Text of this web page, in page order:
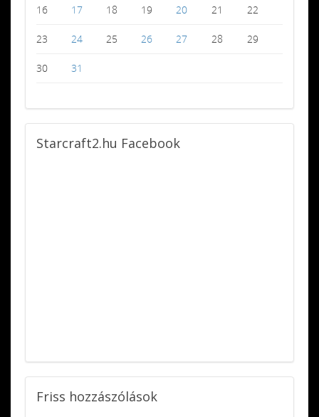
16 17 18 19 20 21 22
23 24 25 26 27 28 29
30 31
Starcraft2.hu Facebook
Friss hozzászólások